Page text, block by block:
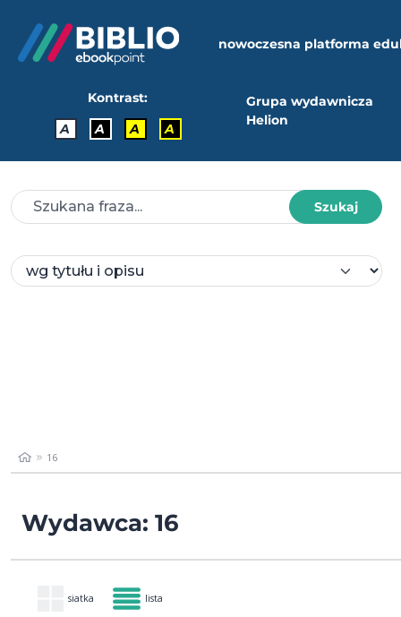
nowoczesna platforma
Kontrast:
A
A A A
Grupa wydawnicza
Helion
Szukaj
16
Wydawca: 16
siatka lista